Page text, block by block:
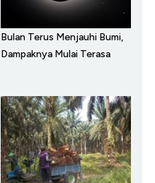
Bulan Terus Menjauhi Bumi,
Dampaknya Mulai Terasa